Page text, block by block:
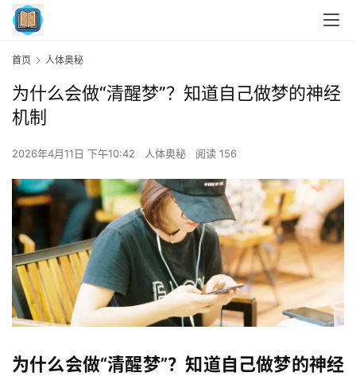
首页 人体奥秘
为什么会做“清醒梦”？知道自己做梦的神经
机制
2026年4月11日 下午10:42 人体奥秘 阅读 156
为什么会做“清醒梦”？知道自己做梦的神经